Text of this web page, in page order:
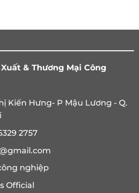
& Thương Mại Công
Kiến Hưng- P Mậu Lương - Q.
2757
nghiệp
Official